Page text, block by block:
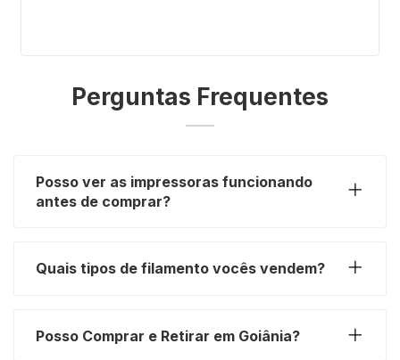
Perguntas Frequentes
Posso ver as impressoras funcionando
antes de comprar?
Quais tipos de filamento vocês vendem?
Posso Comprar e Retirar em Goiânia?